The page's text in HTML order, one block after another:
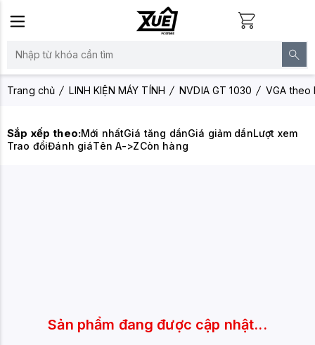
Trang chủ LINH KIỆN MÁY TÍNH NVDIA GT 1030 VGA theo
Sắp xếp theo:Mới nhấtGiá tăng dầnGiá giảm dầnLượt xem
Trao đổiĐánh giáTên A->ZCòn hàng
Sản phẩm đang được cập nhật...